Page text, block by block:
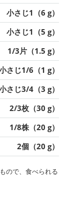
小さじ1（6 g）
小さじ1（5 g）
1/3片（1.5 g）
さじ1/6（1 g）
さじ3/4（3 g）
2/3枚（30 g）
1/8株（20 g）
2個（20 g）
ので、食べられる